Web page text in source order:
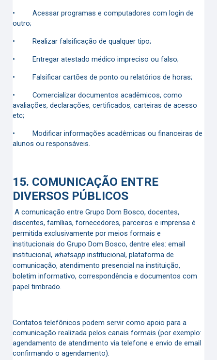
•Acessar programas e computadores com login de
outro;
•Realizar falsificação de qualquer tipo;
•Entregar atestado médico impreciso ou falso;
•Falsificar cartões de ponto ou relatórios de horas;
•Comercializar documentos acadêmicos, como
avaliações, declarações, certificados, carteiras de acesso
etc;
•Modificar informações acadêmicas ou financeiras de
alunos ou responsáveis.
15. COMUNICAÇÃO ENTRE
DIVERSOS PÚBLICOS
A comunicação entre Grupo Dom Bosco, docentes,
discentes, famílias, fornecedores, parceiros e imprensa é
permitida exclusivamente por meios formais e
institucionais do Grupo Dom Bosco, dentre eles: email
institucional, whatsappinstitucional, plataforma de
comunicação, atendimento presencial na instituição,
boletim informativo, correspondência e documentos com
papel timbrado.
Contatos telefônicos podem servir como apoio para a
comunicação realizada pelos canais formais (por exemplo:
agendamento de atendimento via telefone e envio de email
confirmando o agendamento).